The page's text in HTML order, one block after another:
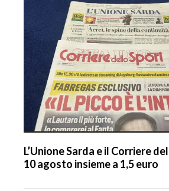
L’Unione Sarda e il Corriere
10 agosto insieme a 1,5 euro